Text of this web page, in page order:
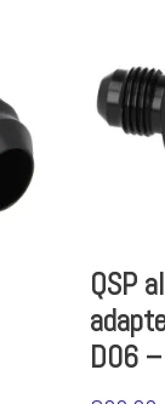
QSP
D06